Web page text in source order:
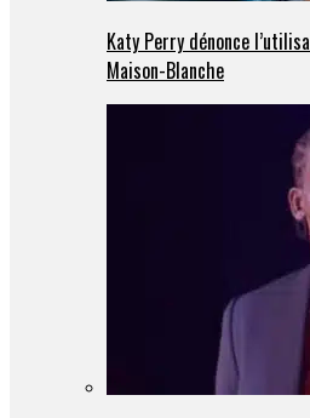
Katy Perry dénonce
Maison-Blanche